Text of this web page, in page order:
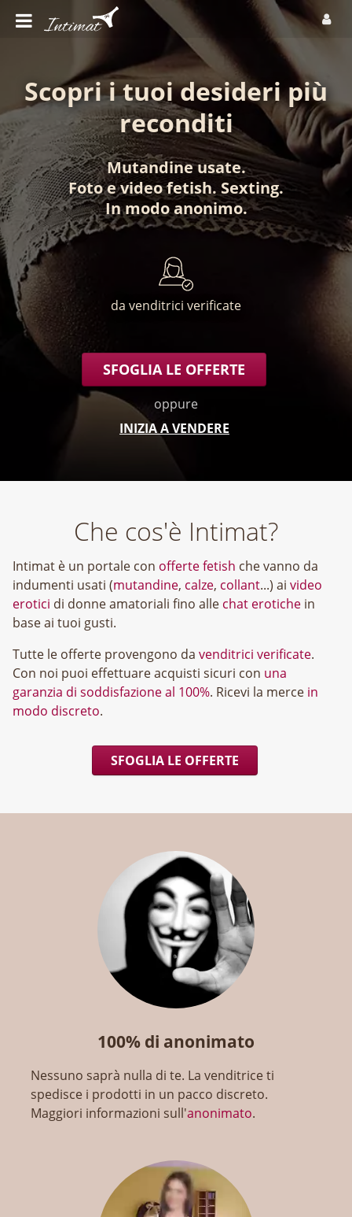
Scopri i tuoi desideri più
reconditi
Mutandine usate.
Fotoevideo fetish. Sexting.
In modo anonimo.
da venditrici verificate
SFOGLIA LE OFFERTE
oppure
INIZIA A VENDERE
Che cos'è Intimat?
Intimat è un portale con offerte fetish che vanno da
indumenti usati (mutandine, calze, collant...) ai video
erotici di donne amatoriali fino alle chat erotiche in
base ai tuoi gusti.
Tutte le offerte provengono da venditrici verificate.
Con noi puoi effettuare acquisti sicuri con una
garanzia di soddisfazione al 100%. Ricevi la merce in
modo discreto.
SFOGLIA LE OFFERTE
100% di anonimato
Nessuno saprà nulla di te. La venditrice ti
spedisce i prodotti in un pacco discreto.
Maggiori informazioni sull'anonimato.